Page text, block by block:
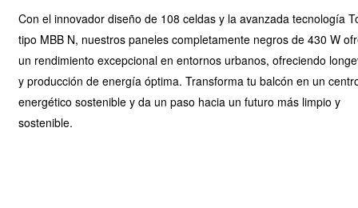
Con el innovador diseño de 108 celdas y la avanzada tecnología
tipo MBB N, nuestros paneles completamente negros de 430 W
un rendimiento excepcional en entornos urbanos, ofreciendo
y producción de energía óptima. Transforma tu balcón en un
energético sostenible y da un paso hacia un futuro más limpio y
sostenible.